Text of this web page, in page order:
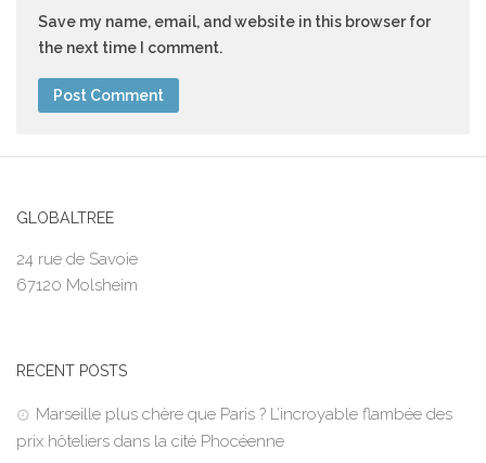
Save my name, email, and website in this browser for
the next time I comment.
GLOBALTREE
24 rue de Savoie
67120 Molsheim
RECENT POSTS
Marseille plus chère que Paris ? L’incroyable flambée des
prix hôteliers dans la cité Phocéenne